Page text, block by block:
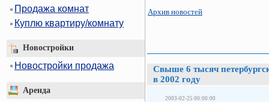
Продажа комнат
Куплю квартиру/комнату
Новостройки
Новостройки продажа
Аренда
Архив новостей
Свыше 6 тысяч
в 2002 году
2003-02-25 00:00:00